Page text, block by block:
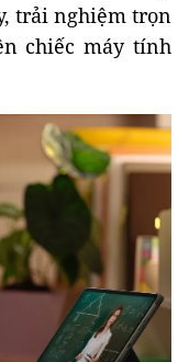
trải nghiệm trọn
chiếc máy tính